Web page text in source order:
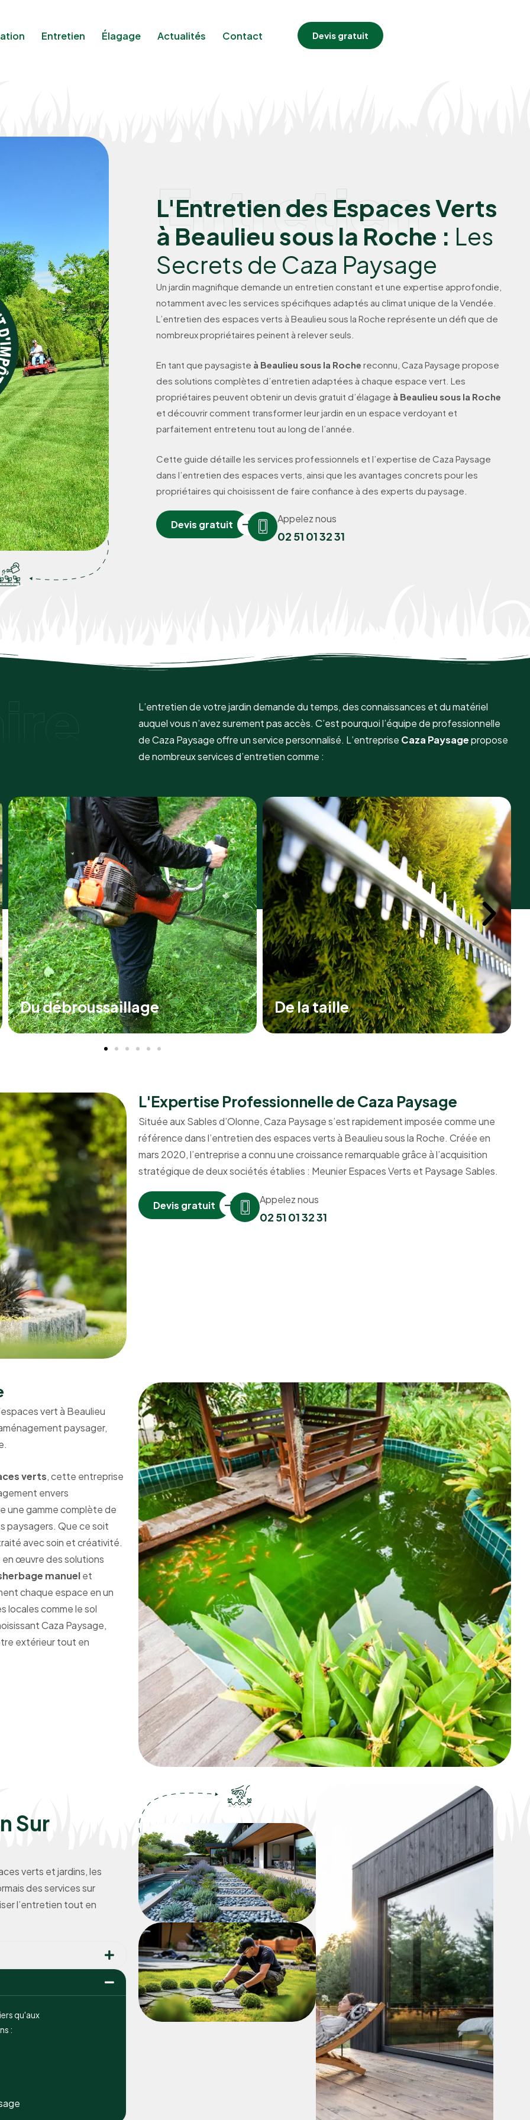
Entretien Élagage Actualités Contact Devis gratuit
Entretien
L'Entretien des Espaces Verts
à Beaulieu sous la Roche : Les
Secrets de Caza Paysage
Un jardin magnifique demande un entretien constant et une expertise approfondie,
notamment avec les services spécifiques adaptés au climat unique de la Vendée.
L’entretien des espaces verts à Beaulieu sous la Roche représente un défi que de
nombreux propriétaires peinent à relever seuls.
En tant que paysagiste à Beaulieu sous la Roche reconnu, Caza Paysage propose
des solutions complètes d’entretien adaptées à chaque espace vert. Les
propriétaires peuvent obtenir un devis gratuit d’élagage à Beaulieu sous la Roche
et découvrir comment transformer leur jardin en un espace verdoyant et
parfaitement entretenu tout au long de l’année.
Cette guide détaille les services professionnels et l’expertise de Caza Paysage
dans l’entretien des espaces verts, ainsi que les avantages concrets pour les
propriétaires qui choisissent de faire confiance à des experts du paysage.
Devis gratuit Appelez nous
02 51 01 32 31
L’entretien de votre jardin demande du temps, des connaissances et du matériel
auquel vous n’avez surement pas accès. C’est pourquoi l’équipe de professionnelle
de Caza Paysage offre un service personnalisé. L’entreprise Caza Paysagepropose
de nombreux services d’entretien comme :
De la taille Du nettoyage
L'Expertise Professionnelle de Caza Paysage
Située aux Sables d’Olonne, Caza Paysage s’est rapidement imposée comme une
référence dans l’entretien des espaces verts à Beaulieu sous la Roche. Créée en
mars 2020, l’entreprise a connu une croissance remarquable grâce à l’acquisition
stratégique de deux sociétés établies : Meunier Espaces Verts et Paysage Sables.
Devis gratuit Appelez nous
02 51 01 32 31
vert à Beaulieu
paysager,
verts, cette entreprise
envers
une gamme complète de
paysagers. Que ce soit
avec soin et créativité.
en œuvre des solutions
manuelet
chaque espace en un
locales comme le sol
Caza Paysage,
extérieur tout en
Sur
verts et jardins, les
des services sur
l’entretien tout en
qu'aux
: